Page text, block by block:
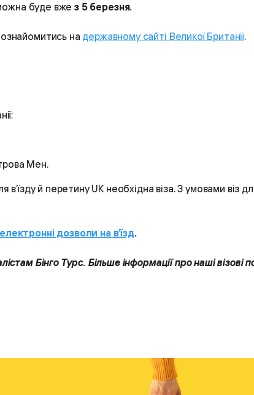
буде вжез 5 березня.
на державному сайті Великої Британії.
Мен.
в’їзду й перетину UK необхідна віза. З умовами віз
дозволи на в’їзд.
Бінго Турс. Більше інформації про наші візові